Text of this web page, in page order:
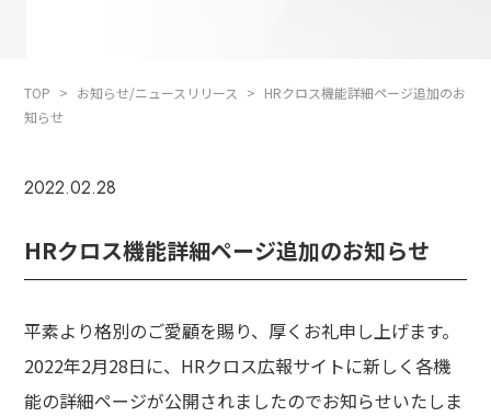
TOP お知らせ/ニュースリリース
HRクロス機能詳細ページ追加のお
知らせ
2022.02.28
HRクロス機能詳細ページ追加のお知らせ
平素より格別のご愛顧を賜り、厚くお礼申し上げます。
2022年2月28日に、HRクロス広報サイトに新しく各機
能の詳細ページが公開されましたのでお知らせいたしま